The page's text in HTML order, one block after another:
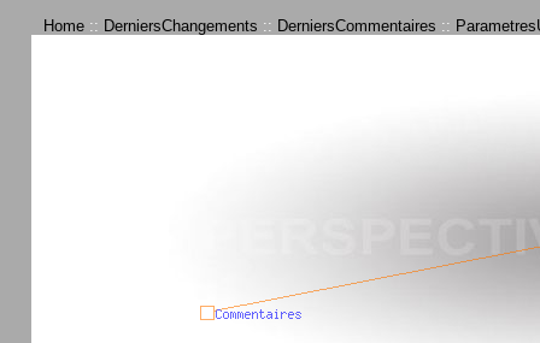
Home :: DerniersChangements :: DerniersCommentaires ::